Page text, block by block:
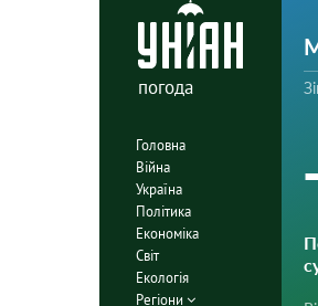
погода
Головна
Війна
Україна
Політика
Економіка
Світ
Екологія
Регіони